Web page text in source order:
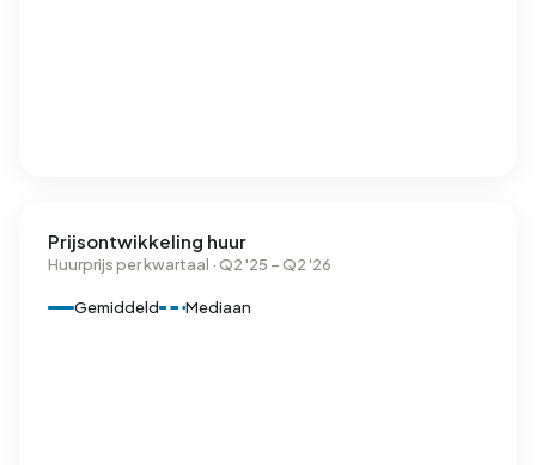
Prijsontwikkeling huur
Huurprijs per kwartaal · Q2 '25 – Q2 '26
Gemiddeld Mediaan